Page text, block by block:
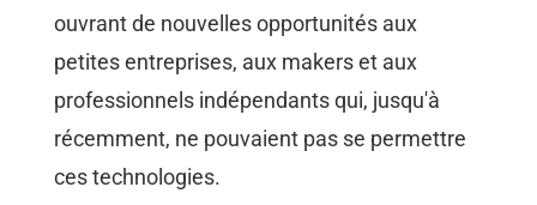
ouvrant de nouvelles opportunités aux
petites entreprises, aux makers et aux
professionnels indépendants qui, jusqu'à
récemment, ne pouvaient pas se permettre
ces technologies.